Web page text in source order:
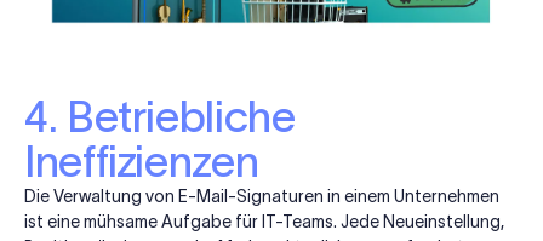
4. Betriebliche
Ineffizienzen
Die Verwaltung von E-Mail-Signaturen in einem Unternehmen
ist eine mühsame Aufgabe für IT-Teams. Jede Neueinstellung,